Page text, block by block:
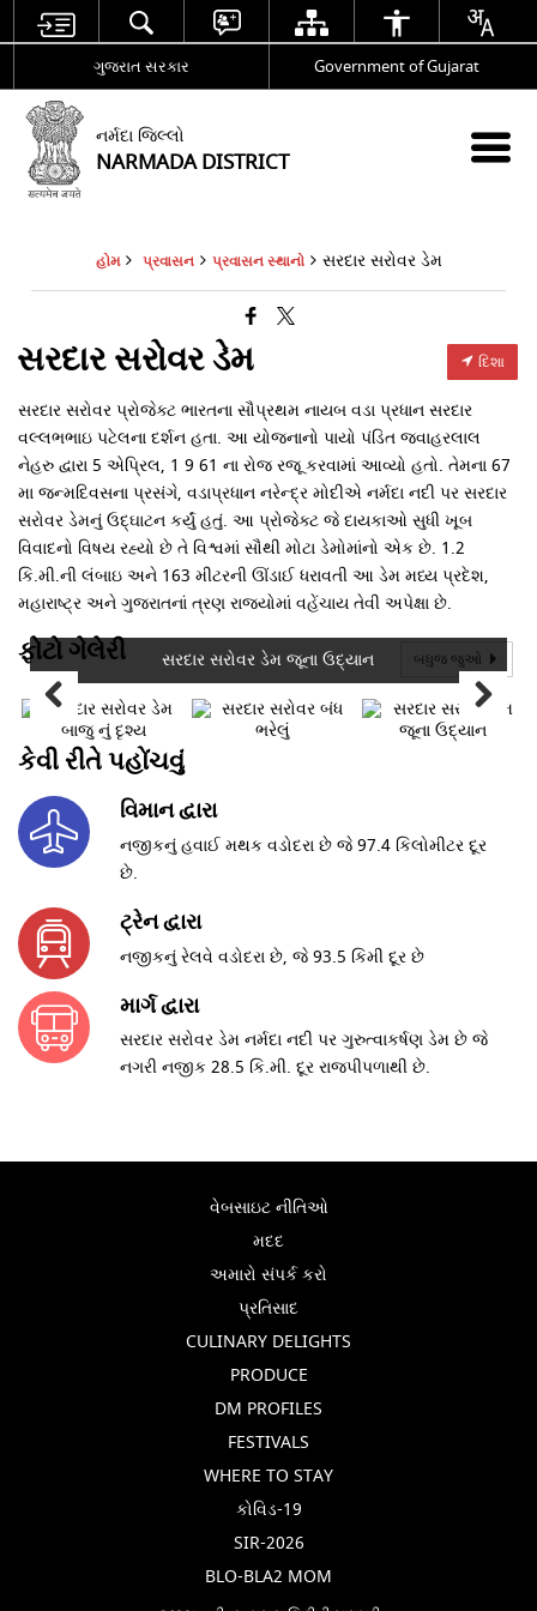
ગુજરાત સરકાર Government of Gujarat
નર્મદા જિલ્લો
NARMADA DISTRICT
હોમ પ્રવાસન પ્રવાસન સ્થાનો સરદાર સરોવર ડેમ
સરદાર સરોવર ડેમ દિશા
સરદાર સરોવર પ્રોજેક્ટ ભારતના સૌપ્રથમ નાયબ વડા પ્રધાન સરદાર
વલ્લભભાઇ પટેલના દર્શન હતા. આ યોજનાનો પાયો પંડિત જવાહરલાલ
નેહરુ દ્વારા 5 એપ્રિલ, 1 9 61 ના રોજ રજૂ કરવામાં આવ્યો હતો. તેમના 67
મા જન્મદિવસના પ્રસંગે, વડાપ્રધાન નરેન્દ્ર મોદીએ નર્મદા નદી પર સરદાર
સરોવર ડેમનું ઉદ્ઘાટન કર્યું હતું. આ પ્રોજેક્ટ જે દાયકાઓ સુધી ખૂબ
વિવાદનો વિષય રહ્યો છે તે વિશ્વમાં સૌથી મોટા ડેમોમાંનો એક છે. 1.2
કિ.મી.ની લંબાઇ અને 163 મીટરની ઊંડાઈ ધરાવતી આ ડેમ મધ્ય પ્રદેશ,
મહારાષ્ટ્ર અને ગુજરાતનાં ત્રણ રાજ્યોમાં વહેંચાય તેવી અપેક્ષા છે.
ફોટો ગેલેરી બધુજ જુઓ
સરદાર સરોવર ડેમ જૂના ઉદ્યાન
કેવી રીતે પહોંચવું
વિમાન દ્વારા
નજીકનું હવાઈ મથક વડોદરા છે જે 97.4 કિલોમીટર દૂર
છે.
ટ્રેન દ્વારા
નજીકનું રેલવે વડોદરા છે, જે 93.5 કિમી દૂર છે
માર્ગ દ્વારા
સરદાર સરોવર ડેમ નર્મદા નદી પર ગુરુત્વાકર્ષણ ડેમ છે જે
નગરી નજીક 28.5 કિ.મી. દૂર રાજપીપળાથી છે.
વેબસાઇટ નીતિઓ
મદદ
અમારો સંપર્ક કરો
પ્રતિસાદ
CULINARY DELIGHTS
PRODUCE
DM PROFILES
FESTIVALS
WHERE TO STAY
કોવિડ-19
SIR-2026
BLO-BLA2 MOM